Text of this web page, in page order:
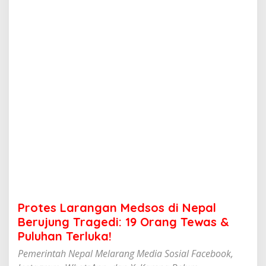
r
u
j
n
g
Protes Larangan Medsos di Nepal
Berujung Tragedi: 19 Orang Tewas &
Puluhan Terluka!
Pemerintah Nepal Melarang Media Sosial Facebook,